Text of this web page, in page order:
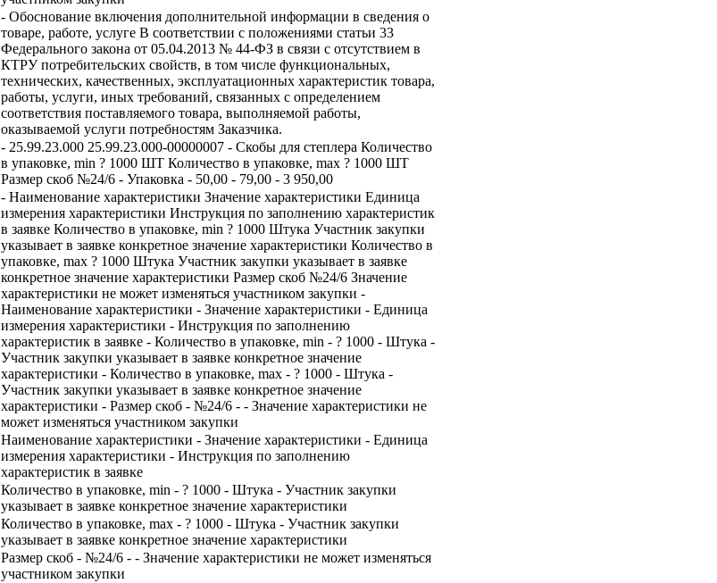
- Обоснование включения дополнительной информации в сведения о
товаре, работе, услуге В соответствии с положениями статьи 33
Федерального закона от 05.04.2013 № 44-ФЗ в связи с отсутствием в
КТРУ потребительских свойств, в том числе функциональных,
технических, качественных, эксплуатационных характеристик товара,
работы, услуги, иных требований, связанных с определением
соответствия поставляемого товара, выполняемой работы,
оказываемой услуги потребностям Заказчика.
- 25.99.23.000 25.99.23.000-00000007 - Скобы для степлера Количество
в упаковке, min ? 1000 ШТ Количество в упаковке, max ? 1000 ШТ
Размер скоб №24/6 - Упаковка - 50,00 - 79,00 - 3 950,00
- Наименование характеристики Значение характеристики Единица
измерения характеристики Инструкция по заполнению характеристик
в заявке Количество в упаковке, min ? 1000 Штука Участник закупки
указывает в заявке конкретное значение характеристики Количество в
упаковке, max ? 1000 Штука Участник закупки указывает в заявке
конкретное значение характеристики Размер скоб №24/6 Значение
характеристики не может изменяться участником закупки -
Наименование характеристики - Значение характеристики - Единица
измерения характеристики - Инструкция по заполнению
характеристик в заявке - Количество в упаковке, min - ? 1000 - Штука -
Участник закупки указывает в заявке конкретное значение
характеристики - Количество в упаковке, max - ? 1000 - Штука -
Участник закупки указывает в заявке конкретное значение
характеристики - Размер скоб - №24/6 - - Значение характеристики не
может изменяться участником закупки
Наименование характеристики - Значение характеристики - Единица
измерения характеристики - Инструкция по заполнению
характеристик в заявке
Количество в упаковке, min - ? 1000 - Штука - Участник закупки
указывает в заявке конкретное значение характеристики
Количество в упаковке, max - ? 1000 - Штука - Участник закупки
указывает в заявке конкретное значение характеристики
Размер скоб - №24/6 - - Значение характеристики не может изменяться
участником закупки